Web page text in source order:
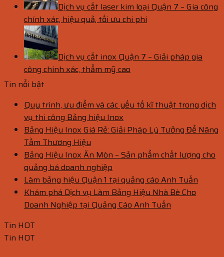
Dịch vụ cắt laser kim loại Quận 7 – Gia công
chính xác, hiệu quả, tối ưu chi phí
Dịch vụ cắt inox Quận 7 – Giải pháp gia
công chính xác, thẩm mỹ cao
Tin nổi bật
Quy trình, ưu điểm và các yếu tố kĩ thuật trong dịch
vụ thi công Bảng hiệu Inox
Bảng Hiệu Inox Giá Rẻ: Giải Pháp Lý Tưởng Để Nâng
Tầm Thương Hiệu
Bảng Hiệu Inox Ăn Mòn – Sản phẩm chất lượng cho
quảng bá doanh nghiệp
Làm bảng hiệu Quận 1 tại quảng cáo Anh Tuấn
Khám phá Dịch vụ Làm Bảng Hiệu Nhà Bè Cho
Doanh Nghiệp tại Quảng Cáo Anh Tuấn
Tin HOT
Tin HOT